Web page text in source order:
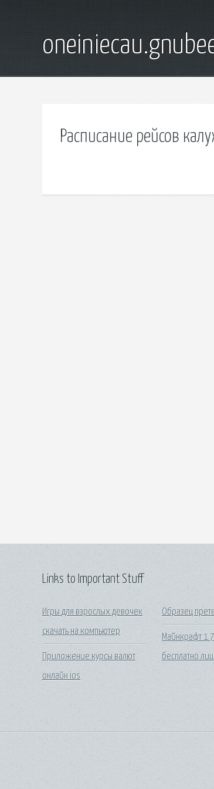
Расписание рейсов
Links to Important Stuff
Игры для взрослых девочек
скачать на компьютер
Приложение курсы валют
онлайн ios
Образец
Майнкрафт 1
бесплатно